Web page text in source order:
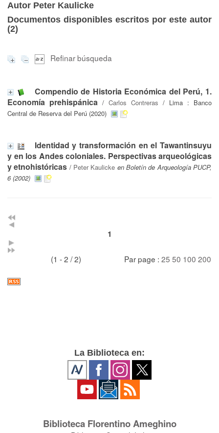
Autor Peter Kaulicke
Documentos disponibles escritos por este autor
(2)
Refinar búsqueda
Compendio de Historia Económica del Perú, 1.
Economía prehispánica / Carlos Contreras / Lima : Banco
Central de Reserva del Perú (2020)
Identidad y transformación en el Tawantinsuyu
y en los Andes coloniales. Perspectivas arqueológicas
y etnohistóricas / Peter Kaulicke en Boletín de Arqueología PUCP,
6 (2002)
1
(1 - 2 / 2) Par page : 25 50 100 200
La Biblioteca en:
Biblioteca Florentino Ameghino